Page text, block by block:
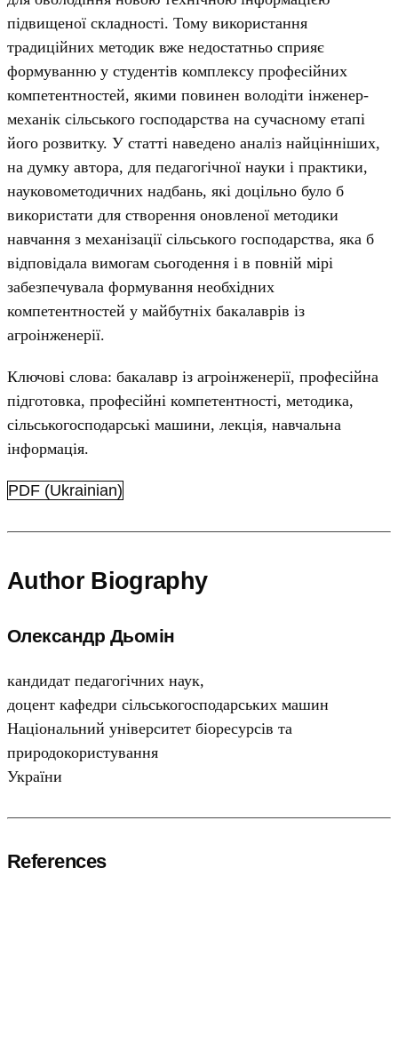
підвищеної складності. Тому використання
традиційних методик вже недостатньо сприяє
формуванню у студентів комплексу професійних
компетентностей, якими повинен володіти інженер-
механік сільського господарства на сучасному етапі
його розвитку. У статті наведено аналіз найцінніших,
на думку автора, для педагогічної науки і практики,
науковометодичних надбань, які доцільно було б
використати для створення оновленої методики
навчання з механізації сільського господарства, яка б
відповідала вимогам сьогодення і в повній мірі
забезпечувала формування необхідних
компетентностей у майбутніх бакалаврів із
агроінженерії.
Ключові слова: бакалавр із агроінженерії, професійна
підготовка, професійні компетентності, методика,
сільськогосподарські машини, лекція, навчальна
інформація.
PDF (Ukrainian)
Author Biography
Олександр Дьомін
кандидат педагогічних наук,
доцент кафедри сільськогосподарських машин
Національний університет біоресурсів та
природокористування
України
References